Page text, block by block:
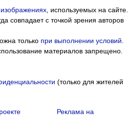
, используемых на сайте.
совпадает с точкой зрения авторов
только при выполнении условий
материалов запрещено.
(только для жителей
Реклама на